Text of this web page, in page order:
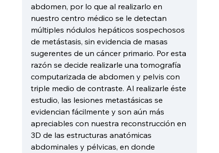
abdomen, por lo que al realizarlo en
nuestro centro médico se le detectan
múltiples nódulos hepáticos sospechosos
de metástasis, sin evidencia de masas
sugerentes de un cáncer primario. Por esta
razón se decide realizarle una tomografía
computarizada de abdomen y pelvis con
triple medio de contraste. Al realizarle éste
estudio, las lesiones metastásicas se
evidencian fácilmente y son aún más
apreciables con nuestra reconstrucción en
3D de las estructuras anatómicas
abdominales y pélvicas, en donde